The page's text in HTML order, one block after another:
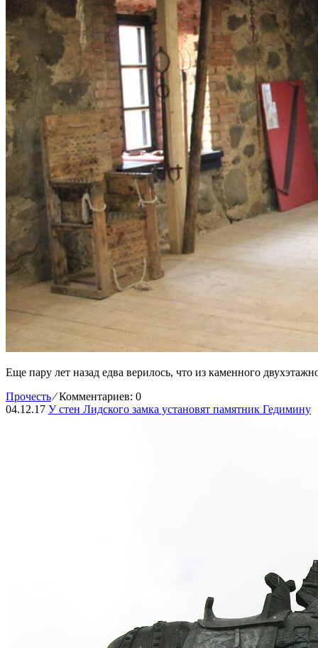
Еще пару лет назад едва верилось, что из каменного
Прочесть ⁄Комментариев: 0
04.12.17 У стен Лидского замка установят памятник Гедимину